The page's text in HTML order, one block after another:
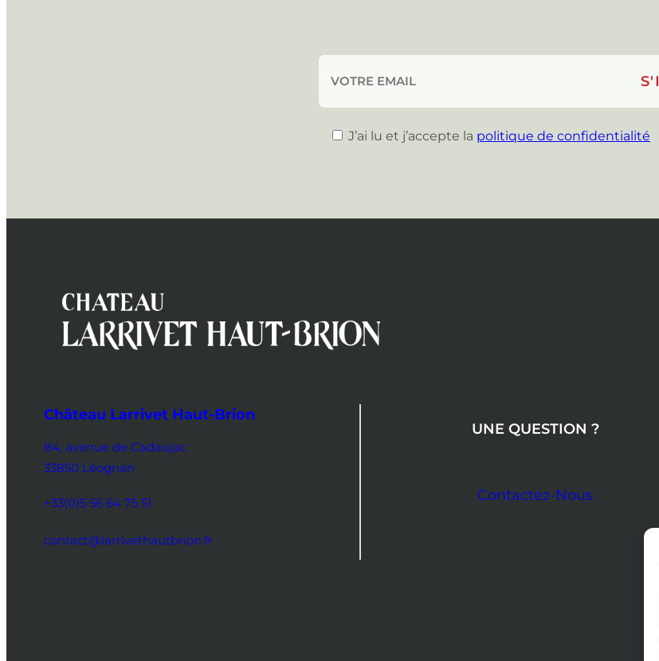
J’ai lu et j’accepte la politique de confidentialité
Château Larrivet Haut-Brion
84, avenue de Cadaujac
33850 Léognan
+33(0)5 56 64 75 51
contact@larrivethautbrion.fr
UNE QUESTION ?
Contactez-Nous